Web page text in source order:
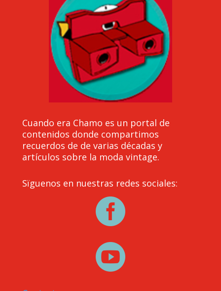
Cuando era Chamo es un portal de
contenidos donde compartimos
recuerdos de de varias décadas y
artículos sobre la moda vintage.
Sïguenos en nuestras redes sociales:

